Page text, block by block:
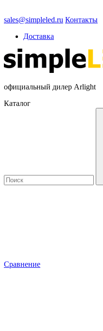
sales@simpleled.ru Контакты
Доставка
официальный дилер Arlight
Каталог
Сравнение